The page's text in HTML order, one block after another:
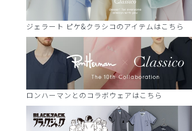
ジェラート ピケ&クラシコのアイテムはこちら
ロンハーマンとのコラボウェアはこちら